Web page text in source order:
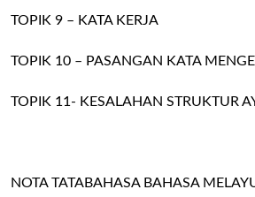
TOPIK 9 – KATA KERJA
TOPIK 10 – PASANGAN KATA
TOPIK 11- KESALAHAN STRUKTUR
NOTA TATABAHASA BAHASA